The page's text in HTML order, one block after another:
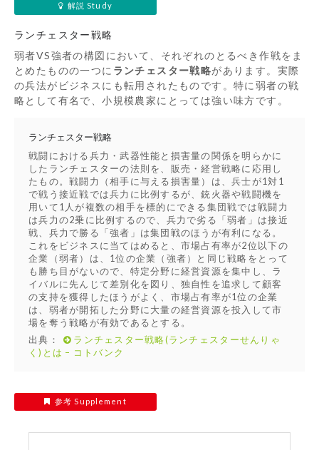
解説 Study
ランチェスター戦略
弱者VS強者の構図において、それぞれのとるべき作戦をま
とめたものの一つに ランチェスター戦略があります。実際
の兵法がビジネスにも転用されたものです。特に弱者の戦
略として有名で、小規模農家にとっては強い味方です。
ランチェスター戦略
戦闘における兵力・武器性能と損害量の関係を明らかに
したランチェスターの法則を、販売・経営戦略に応用し
たもの。戦闘力（相手に与える損害量）は、兵士が1対1
で戦う接近戦では兵力に比例するが、銃火器や戦闘機を
用いて1人が複数の相手を標的にできる集団戦では戦闘力
は兵力の2乗に比例するので、兵力で劣る「弱者」は接近
戦、兵力で勝る「強者」は集団戦のほうが有利になる。
これをビジネスに当てはめると、市場占有率が2位以下の
企業（弱者）は、1位の企業（強者）と同じ戦略をとって
も勝ち目がないので、特定分野に経営資源を集中し、ラ
イバルに先んじて差別化を図り、独自性を追求して顧客
の支持を獲得したほうがよく、市場占有率が1位の企業
は、弱者が開拓した分野に大量の経営資源を投入して市
場を奪う戦略が有効であるとする。
出典：
ランチェスター戦略(ランチェスターせんりゃ
く)とは – コトバンク
参考 Supplement